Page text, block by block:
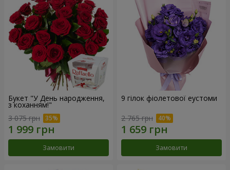
Букет "У День народження,
з коханням!"
3 075 грн
Замовити
9 гілок фіолетової еустоми
2 765 грн
Замовити